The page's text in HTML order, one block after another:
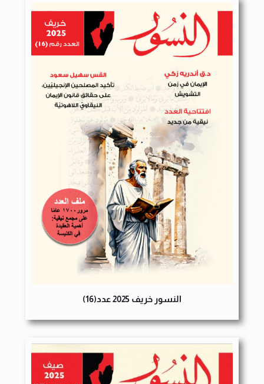
النسور خريف 2025 عدد(16)